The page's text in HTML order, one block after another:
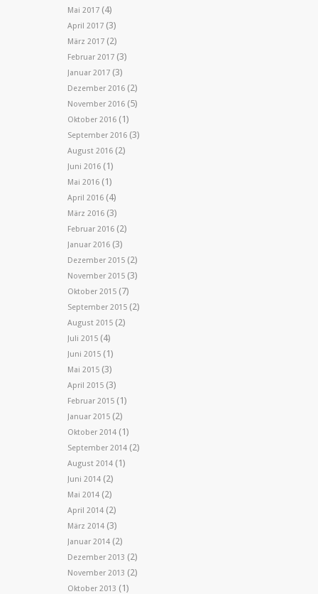
Mai 2017 (4)
April 2017 (3)
März 2017 (2)
Februar 2017 (3)
Januar 2017 (3)
Dezember 2016 (2)
November 2016 (5)
Oktober 2016 (1)
September 2016 (3)
August 2016 (2)
Juni 2016 (1)
Mai 2016 (1)
April 2016 (4)
März 2016 (3)
Februar 2016 (2)
Januar 2016 (3)
Dezember 2015 (2)
November 2015 (3)
Oktober 2015 (7)
September 2015 (2)
August 2015 (2)
Juli 2015 (4)
Juni 2015 (1)
Mai 2015 (3)
April 2015 (3)
Februar 2015 (1)
Januar 2015 (2)
Oktober 2014 (1)
September 2014 (2)
August 2014 (1)
Juni 2014 (2)
Mai 2014 (2)
April 2014 (2)
März 2014 (3)
Januar 2014 (2)
Dezember 2013 (2)
November 2013 (2)
Oktober 2013 (1)